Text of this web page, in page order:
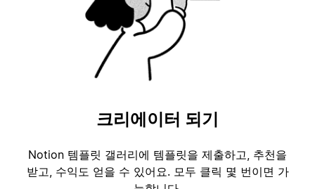
크리에이터 되기
Notion 템플릿 갤러리에 템플릿을 제출하고, 추천을
받고, 수익도 얻을 수 있어요. 모두 클릭 몇 번이면 가